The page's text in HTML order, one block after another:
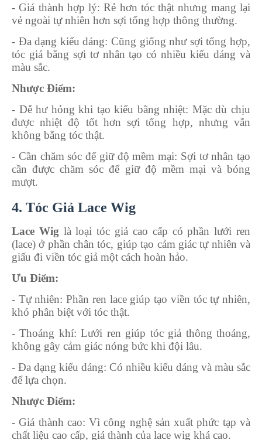
- Giá thành hợp lý: Rẻ hơn tóc thật nhưng mang lại
vẻ ngoài tự nhiên hơn sợi tổng hợp thông thường.
- Đa dạng kiểu dáng: Cũng giống như sợi tổng hợp,
tóc giả bằng sợi tơ nhân tạo có nhiều kiểu dáng và
màu sắc.
Nhược Điểm:
- Dễ hư hỏng khi tạo kiểu bằng nhiệt: Mặc dù chịu
được nhiệt độ tốt hơn sợi tổng hợp, nhưng vẫn
không bằng tóc thật.
- Cần chăm sóc để giữ độ mềm mại: Sợi tơ nhân tạo
cần được chăm sóc để giữ độ mềm mại và bóng
mượt.
4. Tóc Giả Lace Wig
Lace Wig là loại tóc giả cao cấp có phần lưới ren
(lace) ở phần chân tóc, giúp tạo cảm giác tự nhiên và
giấu đi viền tóc giả một cách hoàn hảo.
Ưu Điểm:
- Tự nhiên: Phần ren lace giúp tạo viền tóc tự nhiên,
khó phân biệt với tóc thật.
- Thoáng khí: Lưới ren giúp tóc giả thông thoáng,
không gây cảm giác nóng bức khi đội lâu.
- Đa dạng kiểu dáng: Có nhiều kiểu dáng và màu sắc
để lựa chọn.
Nhược Điểm:
- Giá thành cao: Vì công nghệ sản xuất phức tạp và
chất liệu cao cấp, giá thành của lace wig khá cao.